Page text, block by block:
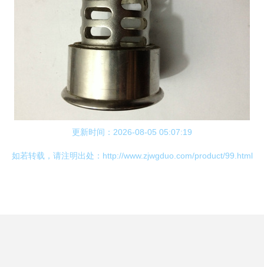
更新时间：2026-08-05 05:07:19
如若转载，请注明出处：http://www.zjwgduo.com/product/99.html